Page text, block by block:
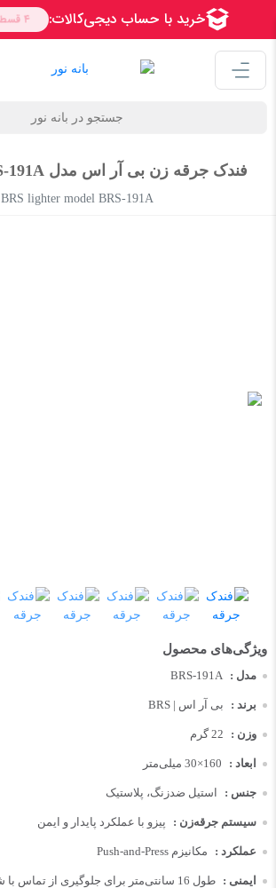
فندک جرقه زن بی آر اس مدل BRS-191A
BRS lighter model BRS-191A
مدل : BRS-191A
برند : بی آر اس | BRS
وزن : 22 گرم
ابعاد : 160×30 میلی‌متر
جنس : استیل ضدزنگ، پلاستیک
سیستم جرقه‌زن : پیزو با عملکرد پایدار و ایمن
عملکرد : مکانیزم Push-and-Press
ایمنی : طول 16 سانتی‌متر برای جلوگیری از تماس با شعله